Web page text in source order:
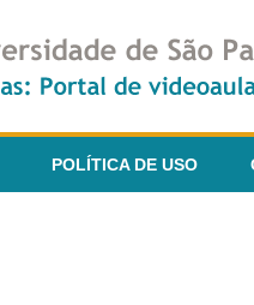
POLÍTICA DE USO